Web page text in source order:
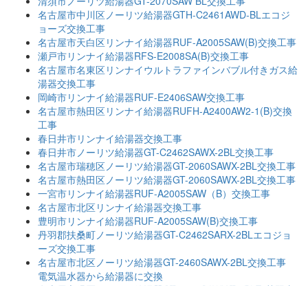
名古屋市中川区ノーリツ給湯器GTH-C2461AWD-BLエコジ
ョーズ交換工事
名古屋市天白区リンナイ給湯器RUF-A2005SAW(B)交換工事
瀬戸市リンナイ給湯器RFS-E2008SA(B)交換工事
名古屋市名東区リンナイウルトラファインバブル付きガス給
湯器交換工事
岡崎市リンナイ給湯器RUF-E2406SAW交換工事
名古屋市熱田区リンナイ給湯器RUFH-A2400AW2-1(B)交換
工事
春日井市リンナイ給湯器交換工事
春日井市ノーリツ給湯器GT-C2462SAWX-2BL交換工事
名古屋市瑞穂区ノーリツ給湯器GT-2060SAWX-2BL交換工事
名古屋市熱田区ノーリツ給湯器GT-2060SAWX-2BL交換工事
一宮市リンナイ給湯器RUF-A2005SAW（B）交換工事
名古屋市北区リンナイ給湯器交換工事
豊明市リンナイ給湯器RUF-A2005SAW(B)交換工事
丹羽郡扶桑町ノーリツ給湯器GT-C2462SARX-2BLエコジョ
ーズ交換工事
名古屋市北区ノーリツ給湯器GT-2460SAWX-2BL交換工事
電気温水器から給湯器に交換